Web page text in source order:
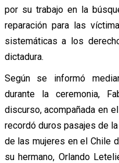
por su trabajo en la
reparación para las
sistemáticas a los
dictadura.
Según se informó
durante la ceremonia,
discurso, acompañada en
recordó duros pasajes de
de las mujeres en el Chile
su hermano, Orlando